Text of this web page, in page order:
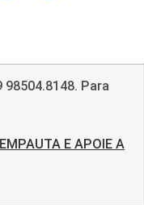
Para
E APOIE A